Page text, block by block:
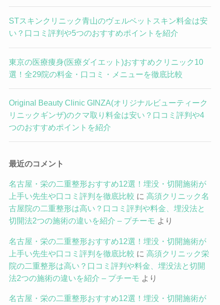
STスキンクリニック青山のヴェルベットスキン料金は安
い？口コミ評判や5つのおすすめポイントを紹介
東京の医療痩身(医療ダイエット)おすすめクリニック10
選！全29院の料金・口コミ・メニューを徹底比較
Original Beauty Clinic GINZA(オリジナルビューティーク
リニックギンザ)のクマ取り料金は安い？口コミ評判や4
つのおすすめポイントを紹介
最近のコメント
名古屋・栄の二重整形おすすめ12選！埋没・切開施術が
上手い先生や口コミ評判を徹底比較 に 高須クリニック名
古屋院の二重整形は高い？口コミ評判や料金、埋没法と
切開法2つの施術の違いを紹介 – プチーモ より
名古屋・栄の二重整形おすすめ12選！埋没・切開施術が
上手い先生や口コミ評判を徹底比較 に 高須クリニック栄
院の二重整形は高い？口コミ評判や料金、埋没法と切開
法2つの施術の違いを紹介 – プチーモ より
名古屋・栄の二重整形おすすめ12選！埋没・切開施術が